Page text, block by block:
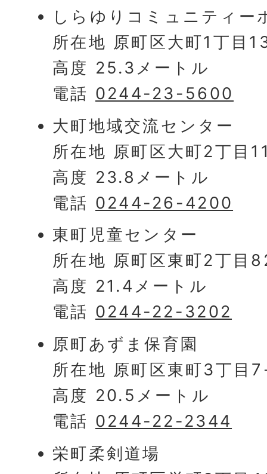
しらゆりコミュニティー
所在地 原町区大町1丁目
高度 25.3メートル
電話 0244-23-5600
大町地域交流センター
所在地 原町区大町2丁目
高度 23.8メートル
電話 0244-26-4200
東町児童センター
所在地 原町区東町2丁目
高度 21.4メートル
電話 0244-22-3202
原町あずま保育園
所在地 原町区東町3丁目
高度 20.5メートル
電話 0244-22-2344
栄町柔剣道場